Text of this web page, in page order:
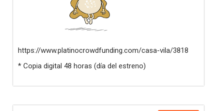
https://www.platinocrowdfunding.com/casa-vila/3818
* Copia digital 48 horas (día del estreno)